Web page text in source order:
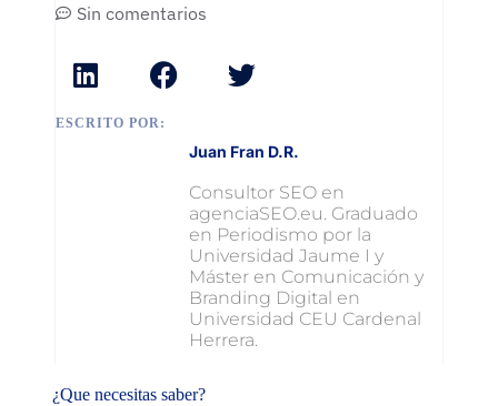
Sin comentarios
ESCRITO POR:
Juan Fran D.R.
Consultor SEO en
agenciaSEO.eu. Graduado
en Periodismo por la
Universidad Jaume I y
Máster en Comunicación y
Branding Digital en
Universidad CEU Cardenal
Herrera.
¿Que necesitas saber?